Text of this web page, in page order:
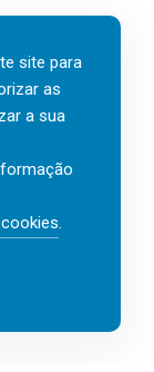
aos
2026.
de
Manuel
site para
as
a sua
.